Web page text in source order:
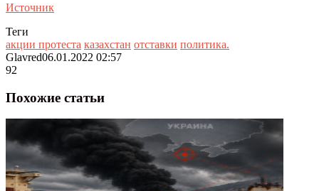
Источник
Теги
акции протеста казахстан отставки политика.
Glavred06.01.2022 02:57
92
Похожие статьи